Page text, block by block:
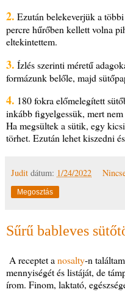
2. Ezután belekeverjük a
percre hűrőben kellett volna
eltekintettem.
3. Ízlés szerinti méretű
formázunk belőle, majd
4. 180 fokra előmelegített
inkább figyelgessük, mert
Ha megsültek a sütik, egy
törhet. Ezután lehet kiszedni
Judit dátum: 1/24/2022
Megosztás
Sűrű bableves
A receptet a nosalty-n
mennyiségét és listáját, de
írom. Finom, laktató,